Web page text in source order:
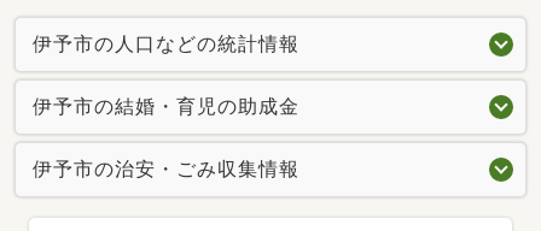
伊予市の人口などの統計情報
伊予市の結婚・育児の助成金
伊予市の治安・ごみ収集情報